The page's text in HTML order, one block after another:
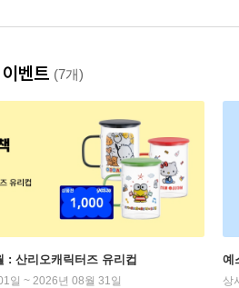
벤트 (7개)
: 산리오캐릭터즈 유리컵
일 ~ 2026년 08월 31일
예
상